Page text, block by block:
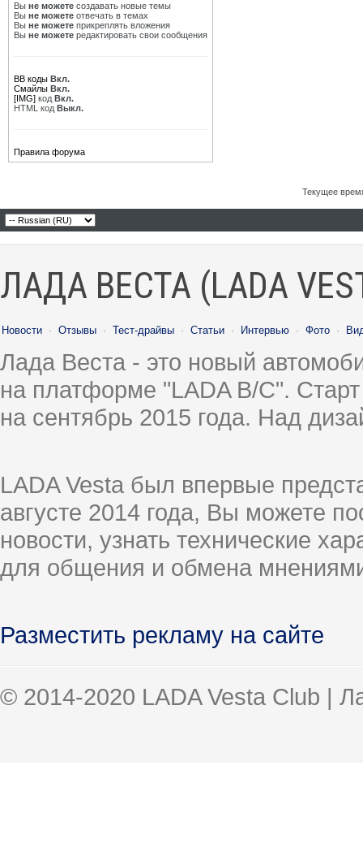
Вы не можете создавать новые темы
Вы не можете отвечать в темах
Вы не можете прикреплять вложения
Вы не можете редактировать свои сообщения
BB коды Вкл.
Смайлы Вкл.
[IMG] код Вкл.
HTML код Выкл.
Правила форума
Текущее
ЛАДА ВЕСТА (LADA
Новости · Отзывы · Тест-драйвы · Статьи · Интервью · Фото ·
Лада Веста - это новый
на платформе "LADA B/C".
на сентябрь 2015 года. Над
LADA Vesta был впервые
августе 2014 года, Вы можете
новости, узнать технические
для общения и обмена
Разместить рекламу на сайте
© 2014-2020 LADA Vesta Club |